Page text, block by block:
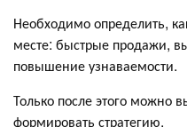
Необходимо определить,
месте: быстрые продажи,
повышение узнаваемости.
Только после этого можно
формировать стратегию.